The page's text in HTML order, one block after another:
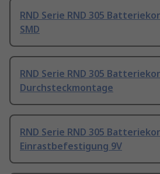
RND Serie RND 305
SMD
RND Serie RND 305
Durchsteckmontage
RND Serie RND 305
Einrastbefestigung 9V